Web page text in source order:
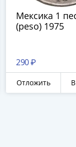
Мексика 1
(peso) 1975
290 ₽
Отложить